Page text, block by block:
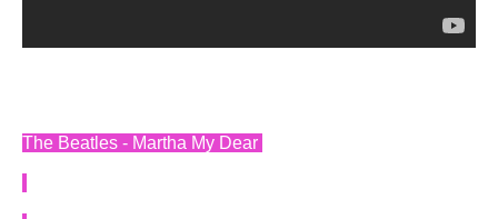
The Beatles - Martha My Dear